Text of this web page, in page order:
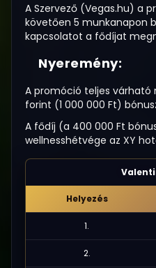
A Szervező (Vegas.hu) a
követően 5 munkanapon
kapcsolatot a fődíjat
Nyeremény:
A promóció teljes várható
forint (1 000 000 Ft)
A fődíj (a 400 000 Ft
wellnesshétvége az XY
Helyezés
1.
2.